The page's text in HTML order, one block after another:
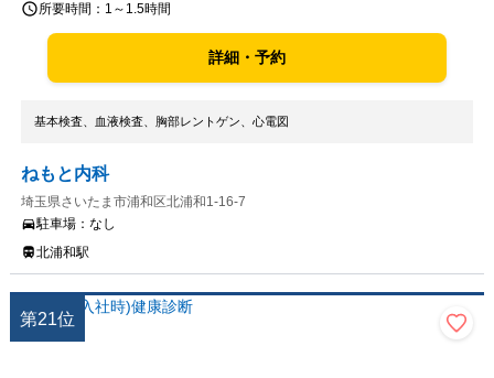
所要時間： 1～1.5時間
詳細・予約
基本検査、血液検査、胸部レントゲン、心電図
ねもと内科
埼玉県さいたま市浦和区北浦和1-16-7
駐車場： なし
北浦和駅
第21位